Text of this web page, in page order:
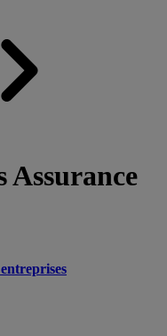
Assurance